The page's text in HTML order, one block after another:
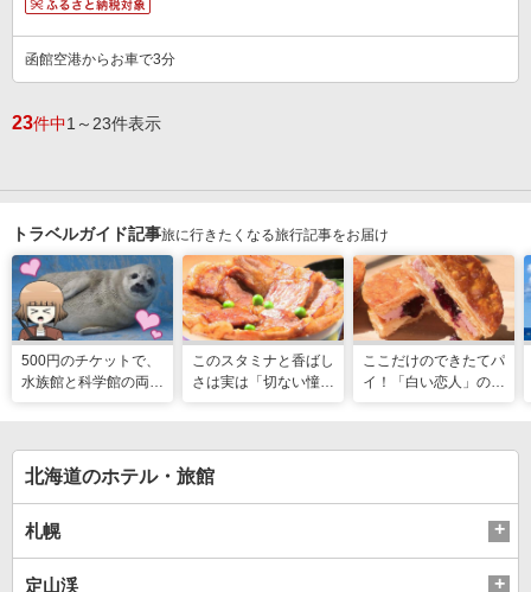
函館空港からお車で3分
23件中1～23件表示
トラベルガイド記事旅に行きたくなる旅行記事をお届け
500円のチケットで、
水族館と科学館の両方
このスタミナと香ばし
さは実は「切ない憧
ツ
ここだけのできたてパ
イ！「白い恋人」の石
北海道のホテル・旅館
札幌
定山渓